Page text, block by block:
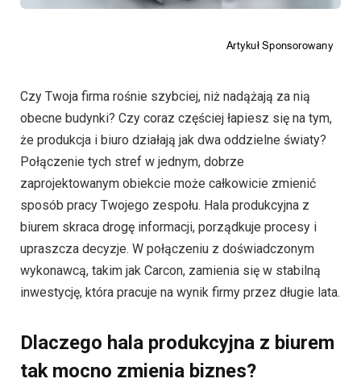
Czy Twoja firma rośnie szybciej, niż nadążają za nią
obecne budynki? Czy coraz częściej łapiesz się na tym,
że produkcja i biuro działają jak dwa oddzielne światy?
Połączenie tych stref w jednym, dobrze
zaprojektowanym obiekcie może całkowicie zmienić
sposób pracy Twojego zespołu. Hala produkcyjna z
biurem skraca drogę informacji, porządkuje procesy i
upraszcza decyzje. W połączeniu z doświadczonym
wykonawcą, takim jak Carcon, zamienia się w stabilną
inwestycję, która pracuje na wynik firmy przez długie lata.
Dlaczego hala produkcyjna z biurem
tak mocno zmienia biznes?